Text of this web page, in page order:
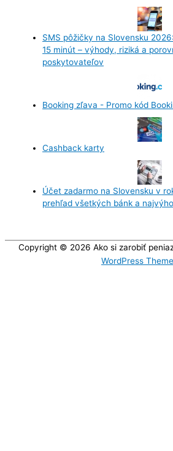
SMS pôžičky na Slovensku
15 minút – výhody, riziká a
poskytovateľov
Booking zľava - Promo kód
Cashback karty
Účet zadarmo na Slovensku v
prehľad všetkých bánk a
Copyright © 2026 Ako si zarobiť
WordPress Theme